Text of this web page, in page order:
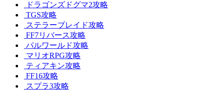
ドラゴンズドグマ2攻略
TGS攻略
ステラーブレイド攻略
FF7リバース攻略
パルワールド攻略
マリオRPG攻略
ティアキン攻略
FF16攻略
スプラ3攻略